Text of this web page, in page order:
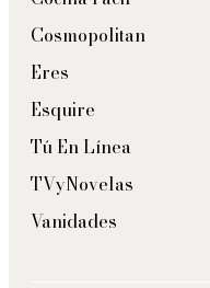
Cosmopolitan
Eres
Esquire
Tú En Línea
TVyNovelas
Vanidades